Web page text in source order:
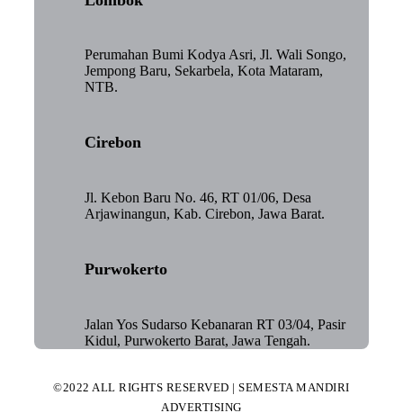
Perumahan Bumi Kodya Asri, Jl. Wali Songo,
Jempong Baru, Sekarbela, Kota Mataram,
NTB.
Cirebon
Jl. Kebon Baru No. 46, RT 01/06, Desa
Arjawinangun, Kab. Cirebon, Jawa Barat.
Purwokerto
Jalan Yos Sudarso Kebanaran RT 03/04, Pasir
Kidul, Purwokerto Barat, Jawa Tengah.
©2022 ALL RIGHTS RESERVED | SEMESTA MANDIRI
ADVERTISING